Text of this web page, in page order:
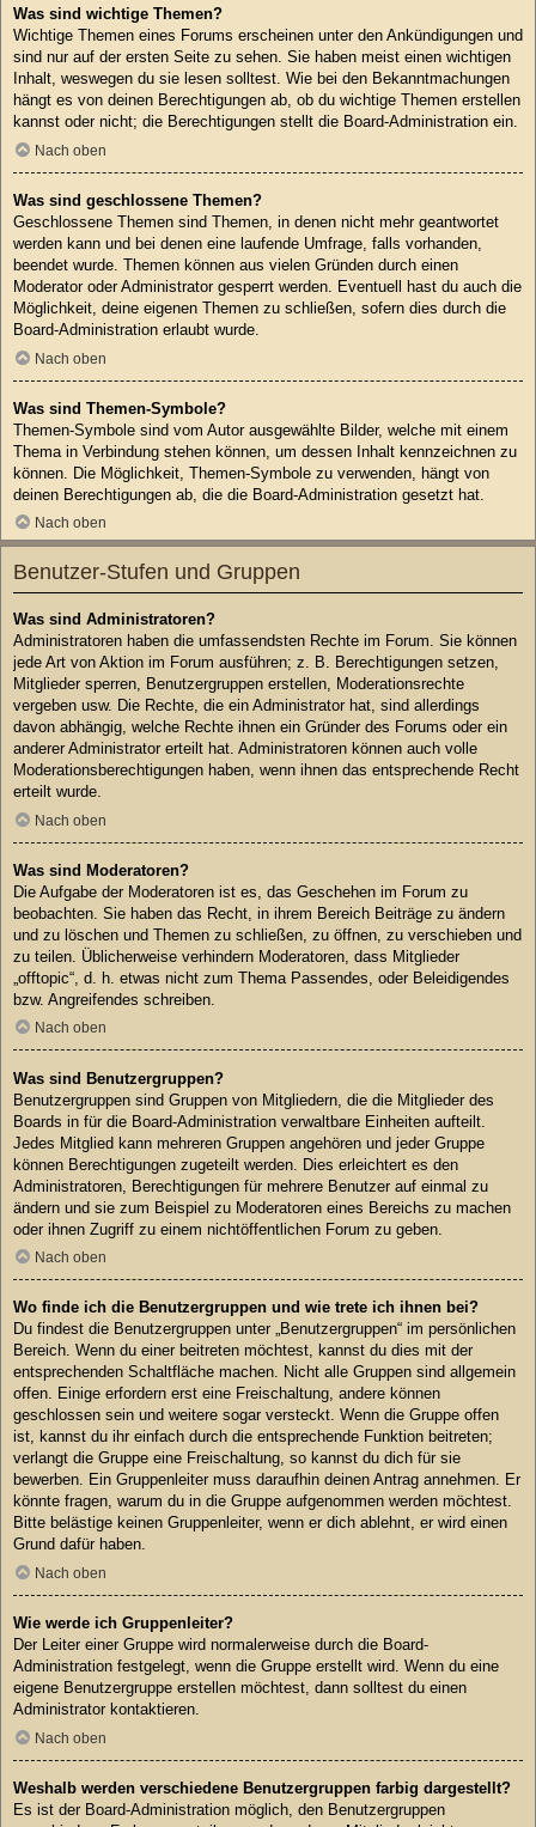
Was sind wichtige Themen?
Wichtige Themen eines Forums erscheinen unter den Ankündigungen und
sind nur auf der ersten Seite zu sehen. Sie haben meist einen wichtigen
Inhalt, weswegen du sie lesen solltest. Wie bei den Bekanntmachungen
hängt es von deinen Berechtigungen ab, ob du wichtige Themen erstellen
kannst oder nicht; die Berechtigungen stellt die Board-Administration ein.
Nach oben
Was sind geschlossene Themen?
Geschlossene Themen sind Themen, in denen nicht mehr geantwortet
werden kann und bei denen eine laufende Umfrage, falls vorhanden,
beendet wurde. Themen können aus vielen Gründen durch einen
Moderator oder Administrator gesperrt werden. Eventuell hast du auch die
Möglichkeit, deine eigenen Themen zu schließen, sofern dies durch die
Board-Administration erlaubt wurde.
Nach oben
Was sind Themen-Symbole?
Themen-Symbole sind vom Autor ausgewählte Bilder, welche mit einem
Thema in Verbindung stehen können, um dessen Inhalt kennzeichnen zu
können. Die Möglichkeit, Themen-Symbole zu verwenden, hängt von
deinen Berechtigungen ab, die die Board-Administration gesetzt hat.
Nach oben
Benutzer-Stufen und Gruppen
Was sind Administratoren?
Administratoren haben die umfassendsten Rechte im Forum. Sie können
jede Art von Aktion im Forum ausführen; z. B. Berechtigungen setzen,
Mitglieder sperren, Benutzergruppen erstellen, Moderationsrechte
vergeben usw. Die Rechte, die ein Administrator hat, sind allerdings
davon abhängig, welche Rechte ihnen ein Gründer des Forums oder ein
anderer Administrator erteilt hat. Administratoren können auch volle
Moderationsberechtigungen haben, wenn ihnen das entsprechende Recht
erteilt wurde.
Nach oben
Was sind Moderatoren?
Die Aufgabe der Moderatoren ist es, das Geschehen im Forum zu
beobachten. Sie haben das Recht, in ihrem Bereich Beiträge zu ändern
und zu löschen und Themen zu schließen, zu öffnen, zu verschieben und
zu teilen. Üblicherweise verhindern Moderatoren, dass Mitglieder
„offtopic“, d. h. etwas nicht zum Thema Passendes, oder Beleidigendes
bzw. Angreifendes schreiben.
Nach oben
Was sind Benutzergruppen?
Benutzergruppen sind Gruppen von Mitgliedern, die die Mitglieder des
Boards in für die Board-Administration verwaltbare Einheiten aufteilt.
Jedes Mitglied kann mehreren Gruppen angehören und jeder Gruppe
können Berechtigungen zugeteilt werden. Dies erleichtert es den
Administratoren, Berechtigungen für mehrere Benutzer auf einmal zu
ändern und sie zum Beispiel zu Moderatoren eines Bereichs zu machen
oder ihnen Zugriff zu einem nichtöffentlichen Forum zu geben.
Nach oben
Wo finde ich die Benutzergruppen und wie trete ich ihnen bei?
Du findest die Benutzergruppen unter „Benutzergruppen“ im persönlichen
Bereich. Wenn du einer beitreten möchtest, kannst du dies mit der
entsprechenden Schaltfläche machen. Nicht alle Gruppen sind allgemein
offen. Einige erfordern erst eine Freischaltung, andere können
geschlossen sein und weitere sogar versteckt. Wenn die Gruppe offen
ist, kannst du ihr einfach durch die entsprechende Funktion beitreten;
verlangt die Gruppe eine Freischaltung, so kannst du dich für sie
bewerben. Ein Gruppenleiter muss daraufhin deinen Antrag annehmen. Er
könnte fragen, warum du in die Gruppe aufgenommen werden möchtest.
Bitte belästige keinen Gruppenleiter, wenn er dich ablehnt, er wird einen
Grund dafür haben.
Nach oben
Wie werde ich Gruppenleiter?
Der Leiter einer Gruppe wird normalerweise durch die Board-
Administration festgelegt, wenn die Gruppe erstellt wird. Wenn du eine
eigene Benutzergruppe erstellen möchtest, dann solltest du einen
Administrator kontaktieren.
Nach oben
Weshalb werden verschiedene Benutzergruppen farbig dargestellt?
Es ist der Board-Administration möglich, den Benutzergruppen